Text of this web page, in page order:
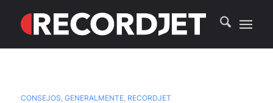
CONSEJOS, GENERALMENTE, RECORDJET